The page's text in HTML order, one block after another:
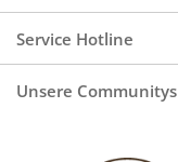
Service Hotline
Unsere Communitys